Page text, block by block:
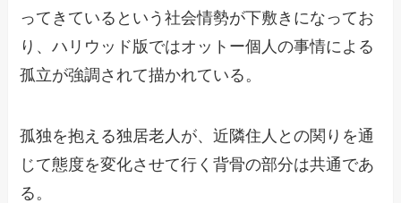
ってきているという社会情勢が下敷きになってお
り、ハリウッド版ではオットー個人の事情による
孤立が強調されて描かれている。
孤独を抱える独居老人が、近隣住人との関りを通
じて態度を変化させて行く背骨の部分は共通であ
る。